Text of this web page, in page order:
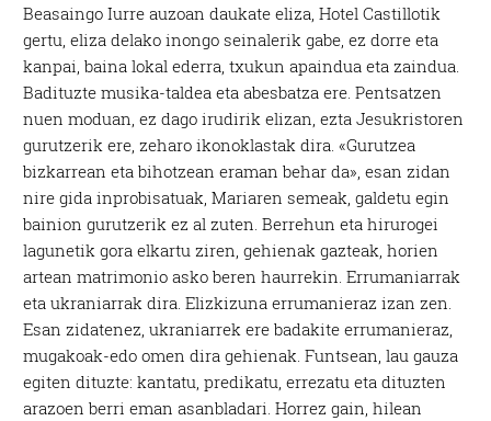
Beasaingo Iurre auzoan daukate eliza, Hotel Castillotik
gertu, eliza delako inongo seinalerik gabe, ez dorre eta
kanpai, baina lokal ederra, txukun apaindua eta zaindua.
Badituzte musika-taldea eta abesbatza ere. Pentsatzen
nuen moduan, ez dago irudirik elizan, ezta Jesukristoren
gurutzerik ere, zeharo ikonoklastak dira. «Gurutzea
bizkarrean eta bihotzean eraman behar da», esan zidan
nire gida inprobisatuak, Mariaren semeak, galdetu egin
bainion gurutzerik ez al zuten. Berrehun eta hirurogei
lagunetik gora elkartu ziren, gehienak gazteak, horien
artean matrimonio asko beren haurrekin. Errumaniarrak
eta ukraniarrak dira. Elizkizuna errumanieraz izan zen.
Esan zidatenez, ukraniarrek ere badakite errumanieraz,
mugakoak-edo omen dira gehienak. Funtsean, lau gauza
egiten dituzte: kantatu, predikatu, errezatu eta dituzten
arazoen berri eman asanbladari. Horrez gain, hilean